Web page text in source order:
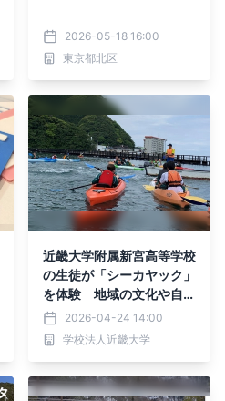
2026-05-18 16:00
東京都北区
近畿大学附属新宮高等学校
の生徒が「シーカヤック」
を体験 地域の文化や自然
を学ぶ「ふるさと教育」で
豊かな心を育む
2026-04-24 14:00
学校法人近畿大学